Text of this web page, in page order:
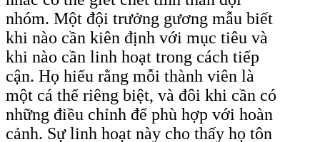
nhóm. Một đội trưởng gương mẫu biết
khi nào cần kiên định với mục tiêu và
khi nào cần linh hoạt trong cách tiếp
cận. Họ hiểu rằng mỗi thành viên là
một cá thể riêng biệt, và đôi khi cần có
những điều chỉnh để phù hợp với hoàn
cảnh. Sự linh hoạt này cho thấy họ tôn